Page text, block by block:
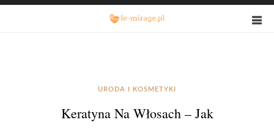
URODA I KOSMETYKI
Keratyna Na Włosach – Jak